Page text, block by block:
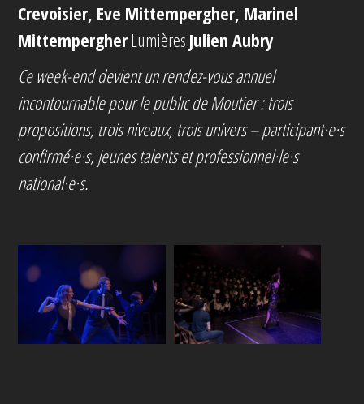
Crevoisier, Eve Mittempergher, Marinel
MittempergherLumières Julien Aubry
Ce week-end devient un rendez-vous annuel
incontournable pour le public de Moutier : trois
propositions, trois niveaux, trois univers – participant·e·s
confirmé·e·s, jeunes talents et professionnel·le·s
national·e·s.